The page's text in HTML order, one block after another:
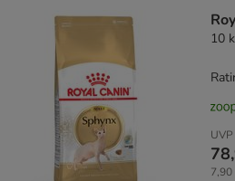
10
UVP
7,90